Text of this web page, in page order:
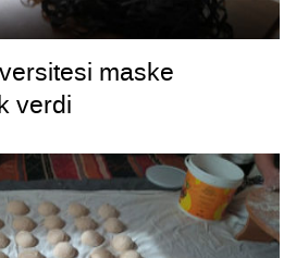
maske
verdi